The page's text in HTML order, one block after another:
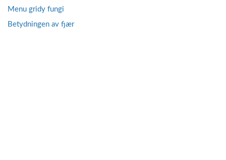
Menu gridy fungi
Betydningen av fjær